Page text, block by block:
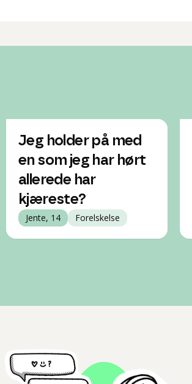
Jeg holder på med
en som jeg har hørt
allerede har
kjæreste?
Jente, 14 Forelskelse